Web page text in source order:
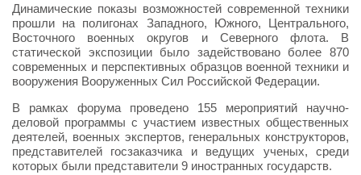
Динамические показы возможностей современной техники
прошли на полигонах Западного, Южного, Центрального,
Восточного военных округов и Северного флота. В
статической экспозиции было задействовано более 870
современных и перспективных образцов военной техники и
вооружения Вооруженных Сил Российской Федерации.
В рамках форума проведено 155 мероприятий научно-
деловой программы с участием известных общественных
деятелей, военных экспертов, генеральных конструкторов,
представителей госзаказчика и ведущих ученых, среди
которых были представители 9 иностранных государств.